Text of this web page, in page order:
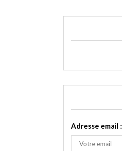
Adresse email :